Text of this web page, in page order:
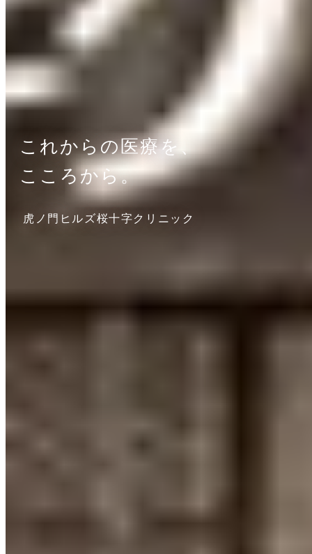
これからの医療を、
こころから。
虎ノ門ヒルズ桜十字クリニック